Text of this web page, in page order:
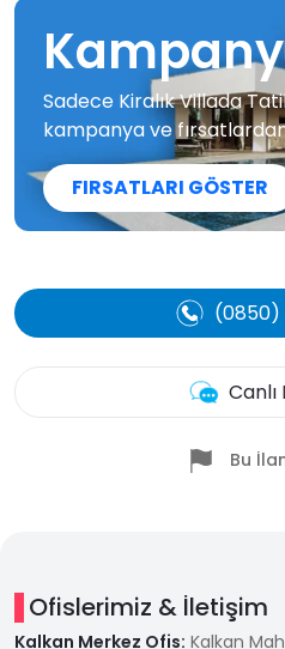
Sadece Kiralık Villada
kampanya ve
FIRSATLARI GÖSTER
(0850)
Bu
Ofislerimiz & İletişim
Kalkan Merkez Ofis: Kalkan